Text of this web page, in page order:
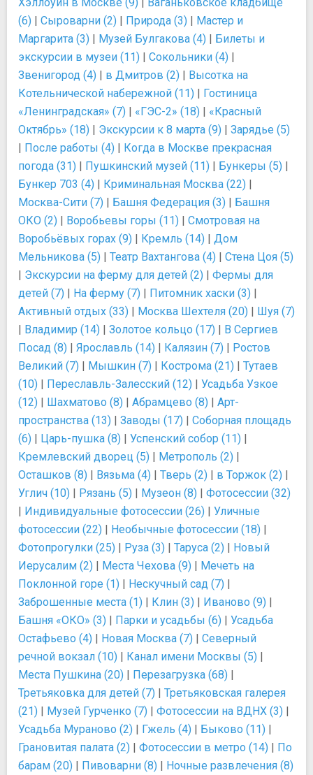
(6) | Сыроварни (2) | Природа (3) | Мастер и
Маргарита (3) | Музей Булгакова (4) | Билеты и
экскурсии в музеи (11) | Сокольники (4) |
Звенигород (4) | в Дмитров (2) | Высотка на
Котельнической набережной (11) | Гостиница
«Ленинградская» (7) | «ГЭС-2» (18) | «Красный
Октябрь» (18) | Экскурсии к 8 марта (9) | Зарядье (5)
| После работы (4) | Когда в Москве прекрасная
погода (31) | Пушкинский музей (11) | Бункеры (5) |
Бункер 703 (4) | Криминальная Москва (22) |
Москва-Сити (7) | Башня Федерация (3) | Башня
ОКО (2) | Воробьевы горы (11) | Смотровая на
Воробьёвых горах (9) | Кремль (14) | Дом
Мельникова (5) | Театр Вахтангова (4) | Стена Цоя (5)
| Экскурсии на ферму для детей (2) | Фермы для
детей (7) | На ферму (7) | Питомник хаски (3) |
Активный отдых (33) | Москва Шехтеля (20) | Шуя (7)
| Владимир (14) | Золотое кольцо (17) | В Сергиев
Посад (8) | Ярославль (14) | Калязин (7) | Ростов
Великий (7) | Мышкин (7) | Кострома (21) | Тутаев
(10) | Переславль-Залесский (12) | Усадьба Узкое
(12) | Шахматово (8) | Абрамцево (8) | Арт-
пространства (13) | Заводы (17) | Соборная площадь
(6) | Царь-пушка (8) | Успенский собор (11) |
Кремлевский дворец (5) | Метрополь (2) |
Осташков (8) | Вязьма (4) | Тверь (2) | в Торжок (2) |
Углич (10) | Рязань (5) | Музеон (8) | Фотосессии (32)
| Индивидуальные фотосессии (26) | Уличные
фотосессии (22) | Необычные фотосессии (18) |
Фотопрогулки (25) | Руза (3) | Таруса (2) | Новый
Иерусалим (2) | Места Чехова (9) | Мечеть на
Поклонной горе (1) | Нескучный сад (7) |
Заброшенные места (1) | Клин (3) | Иваново (9) |
Башня «ОКО» (3) | Парки и усадьбы (6) | Усадьба
Остафьево (4) | Новая Москва (7) | Северный
речной вокзал (10) | Канал имени Москвы (5) |
Места Пушкина (20) | Перезагрузка (68) |
Третьяковка для детей (7) | Третьяковская галерея
(21) | Музей Гурченко (7) | Фотосессии на ВДНХ (3) |
Усадьба Мураново (2) | Гжель (4) | Быково (11) |
Грановитая палата (2) | Фотосессии в метро (14) | По
барам (20) | Пивоварни (8) | Ночные развлечения (8)